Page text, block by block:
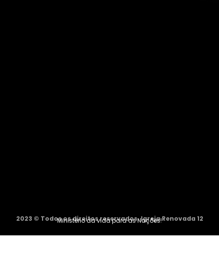
2023 © Todos os direitos reservados. Igreja Renovada 12
Ministério da vida para as Nações!